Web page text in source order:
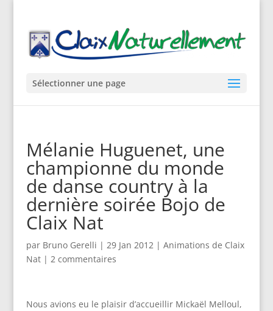
Sélectionner une page
Mélanie Huguenet, une
championne du monde
de danse country à la
dernière soirée Bojo de
Claix Nat
par Bruno Gerelli | 29 Jan 2012| Animations de Claix
Nat| 2 commentaires
Nous avions eu le plaisir d’accueillir Mickaël Melloul,